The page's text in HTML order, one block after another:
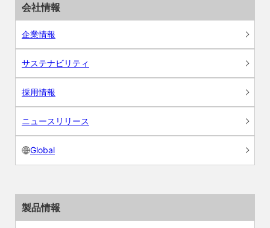
会社情報
企業情報
サステナビリティ
採用情報
ニュースリリース
Global
製品情報